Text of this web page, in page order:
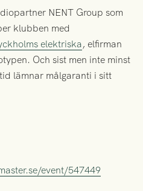
NENT Group som
klubben med
elektriska, elfirman
Och sist men inte minst
lämnar målgaranti i sitt
event/547449